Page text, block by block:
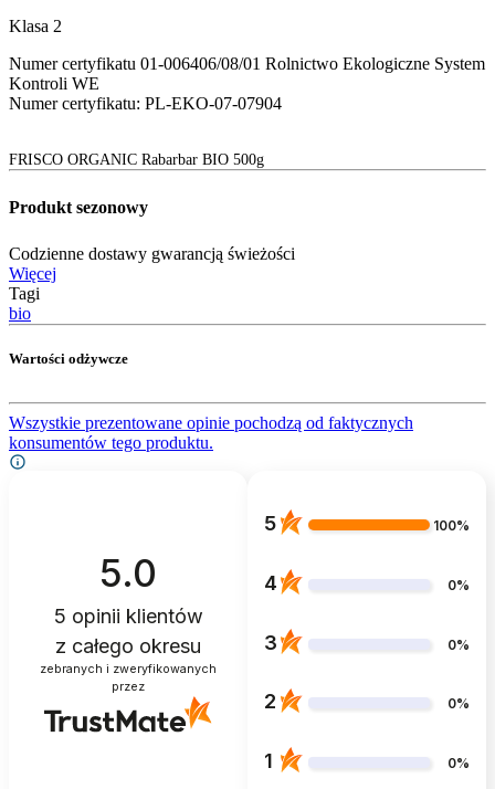
Klasa 2
Numer certyfikatu 01-006406/08/01 Rolnictwo Ekologiczne System
Kontroli WE
Numer certyfikatu: PL-EKO-07-07904
FRISCO ORGANIC Rabarbar BIO 500g
Produkt sezonowy
Codzienne dostawy gwarancją świeżości
Więcej
Tagi
bio
Wartości odżywcze
Wszystkie prezentowane opinie pochodzą od faktycznych
konsumentów tego produktu.
5.0
5 opinii klientów
z całego okresu
zebranych i zweryfikowanych
przez
5 100%
4 0%
3 0%
2 0%
1 0%